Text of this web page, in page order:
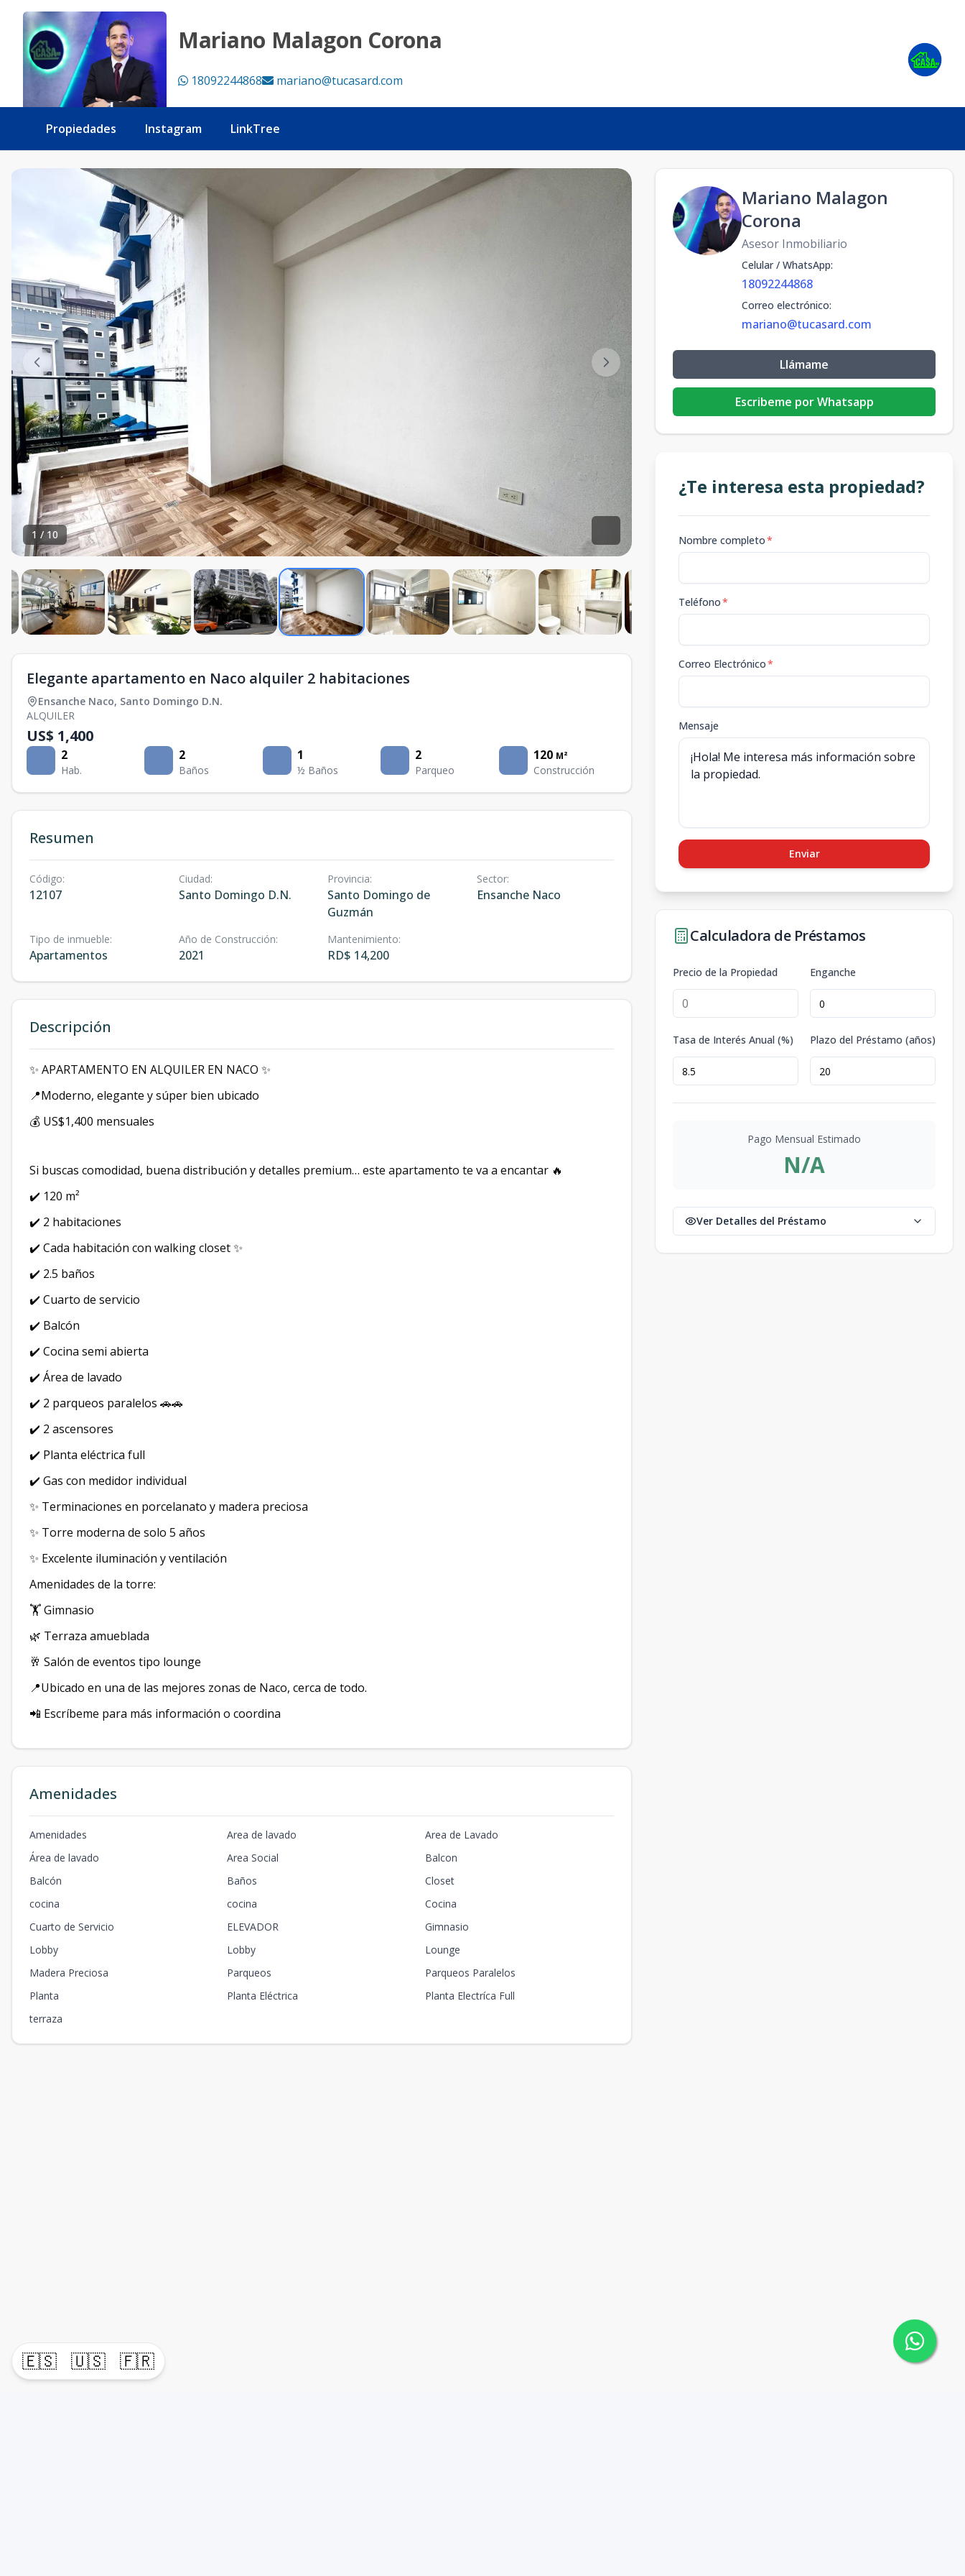
🇪🇸 🇺🇸 🇫🇷
Mariano Malagon Corona
18092244868 mariano@tucasard.com
Propiedades Instagram LinkTree
1 / 10
Elegante apartamento en Naco alquiler 2 habitaciones
Ensanche Naco, Santo Domingo D.N.
ALQUILER
US$ 1,400
2
Hab.
2
Baños
1
½ Baños
2
Parqueo
120 M²
Construcción
Resumen
Código:
12107
Ciudad:
Santo Domingo D.N.
Provincia:
Santo Domingo de
Guzmán
Sector:
Ensanche Naco
Tipo de inmueble:
Apartamentos
Año de Construcción:
2021
Mantenimiento:
RD$ 14,200
Descripción
✨ APARTAMENTO EN ALQUILER EN NACO ✨
📍Moderno, elegante y súper bien ubicado
💰 US$1,400 mensuales
Si buscas comodidad, buena distribución y detalles premium… este apartamento te va a encantar 🔥
✔️ 120 m²
✔️ 2 habitaciones
✔️ Cada habitación con walking closet ✨
✔️ 2.5 baños
✔️ Cuarto de servicio
✔️ Balcón
✔️ Cocina semi abierta
✔️ Área de lavado
✔️ 2 parqueos paralelos 🚗🚗
✔️ 2 ascensores
✔️ Planta eléctrica full
✔️ Gas con medidor individual
✨ Terminaciones en porcelanato y madera preciosa
✨ Torre moderna de solo 5 años
✨ Excelente iluminación y ventilación
Amenidades de la torre:
🏋️ Gimnasio
🌿 Terraza amueblada
🥂 Salón de eventos tipo lounge
📍Ubicado en una de las mejores zonas de Naco, cerca de todo.
📲 Escríbeme para más información o coordina
Amenidades
Amenidades Area de lavado
Area de Lavado
Área de lavado
Area Social
Balcon
Balcón
Baños
Closet
cocina
cocina
Cocina
Cuarto de Servicio
ELEVADOR
Gimnasio
Lobby
Lobby
Lounge
Madera Preciosa
Parqueos
Parqueos Paralelos
Planta
Planta Eléctrica
Planta Electríca Full
terraza
Mariano Malagon
Corona
Asesor Inmobiliario
Celular / WhatsApp:
18092244868
Correo electrónico:
mariano@tucasard.com
Llámame
Escribeme por Whatsapp
¿Te interesa esta propiedad?
Nombre completo*
Teléfono*
Correo Electrónico*
Mensaje
Enviar
Calculadora de Préstamos
Precio de la Propiedad Enganche
Tasa de Interés Anual (%) Plazo del Préstamo (años)
Pago Mensual Estimado
N/A
Ver Detalles del Préstamo
Elegante apartamento en Naco alquiler 2 habitaciones - Tu Casa RD